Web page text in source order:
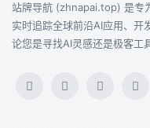
站牌导航 (zhnapai.top) 是专
实时追踪全球前沿AI应用、开
论您是寻找AI灵感还是极客工